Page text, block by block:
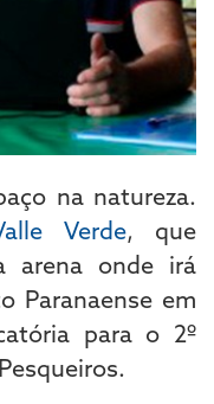
na natureza.
Verde, que
arena onde irá
Paranaense em
para o 2º